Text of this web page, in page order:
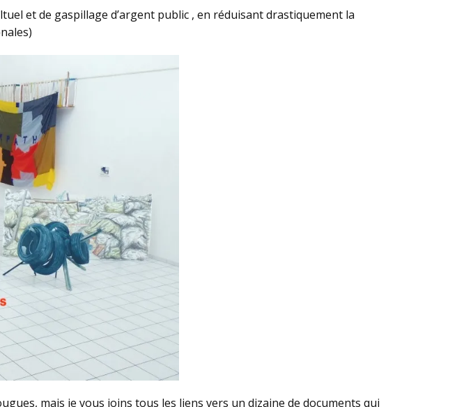
et de gaspillage d’argent public , en réduisant drastiquement la
mais je vous joins tous les liens vers un dizaine de documents qui